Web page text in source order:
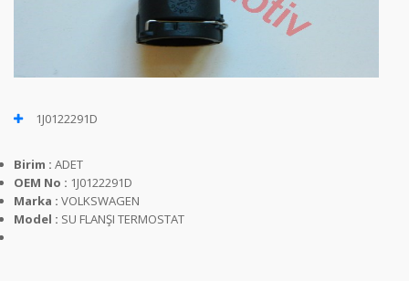
1J0122291D
Birim : ADET
OEM No : 1J0122291D
Marka : VOLKSWAGEN
Model : SU FLANŞI TERMOSTAT